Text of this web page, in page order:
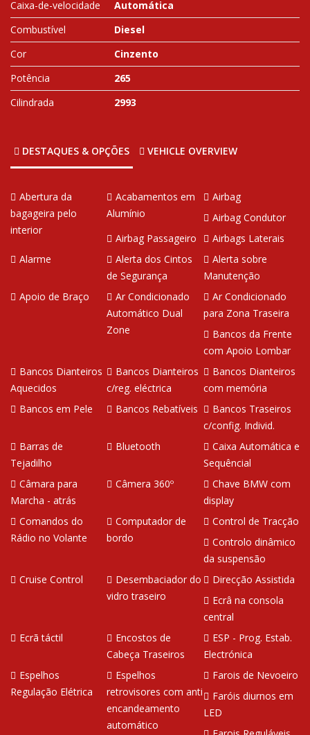
Caixa-de-velocidade
Automática
Combustível
Diesel
Cor
Cinzento
Potência
265
Cilindrada
2993
DESTAQUES & OPÇÕES VEHICLE OVERVIEW
Abertura da
bagageira pelo
interior
Acabamentos em
Alumínio
Airbag
Airbag Condutor
Airbag Passageiro
Airbags Laterais
Alarme
Alerta dos Cintos
de Segurança
Alerta sobre
Manutenção
Apoio de Braço
Ar Condicionado
Automático Dual
Zone
Ar Condicionado
para Zona Traseira
Bancos da Frente
com Apoio Lombar
Bancos Dianteiros
Aquecidos
Bancos Dianteiros
c/reg. eléctrica
Bancos Dianteiros
com memória
Bancos em Pele
Bancos Rebatíveis
Bancos Traseiros
c/config. Individ.
Barras de
Tejadilho
Bluetooth
Caixa Automática e
Sequêncial
Câmara para
Marcha - atrás
Câmera 360º
Chave BMW com
display
Comandos do
Rádio no Volante
Computador de
bordo
Control de Tracção
Controlo dinâmico
da suspensão
Cruise Control
Desembaciador do
vidro traseiro
Direcção Assistida
Ecrâ na consola
central
Ecrã táctil
Encostos de
Cabeça Traseiros
ESP - Prog. Estab.
Electrónica
Espelhos
Regulação Elétrica
Espelhos
retrovisores com anti
encandeamento
automático
Farois de Nevoeiro
Faróis diurnos em
LED